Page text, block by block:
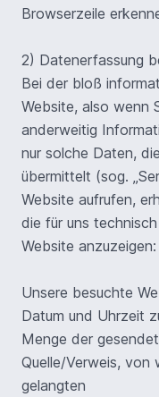
Browserzeile
2) Datenerfassung
Bei der bloß
Website, also wenn
anderweitig
nur solche Daten,
übermittelt (sog.
Website aufrufen,
die für uns
Website anzuzeigen:
Unsere besuchte
Datum und Uhrzeit
Menge der
Quelle/Verweis, von
gelangten